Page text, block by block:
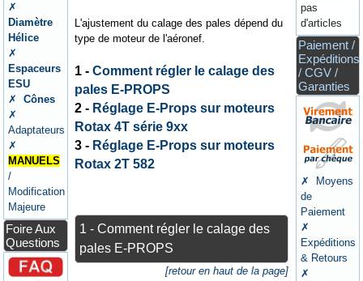
✗
Diamètre
Hélice
✗
Espaceurs
ESU
✗
Cônes
✗
Adaptateurs
✗
MANUELS
/
Modification
Majeure
Foire Aux
Questions
L'ajustement du calage des pales dépend du
type de moteur de l'aéronef.
1 -Comment régler le calage des
pales E-PROPS
2 - Réglage E-Props sur moteurs
Rotax 4T série 9xx
3 - Réglage E-Props sur moteurs
Rotax 2T 582
1 - Comment régler le calage des
pales E-PROPS
[retour en haut de la page]
pas
d'articles
Paiement /
Expéditions
/ CGV /
Garanties
✗ Moyens
de
Paiement
✗
Expéditions
& Retours
✗